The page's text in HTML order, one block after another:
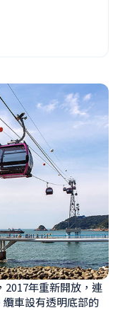
2017年重新開放，連
車設有透明底部的